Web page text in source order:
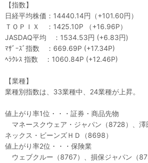
【指数】
日経平均株価：14440.14円（+101.60円）
ＴＯＰＩＸ ：1425.10P （+16.96P）
JASDAQ平均 ：1534.53円 (+6.83円)
ﾏｻﾞｰｽﾞ指数 ：669.69P (+17.34P)
ﾍﾗｸﾚｽ 指数 ：1060.84P (+12.46P)
【業種】
業種別指数は、33業種中、24業種が上昇。
値上がり率1位・・・証券・商品先物
マネースクウェア・ジャパン（8728）、
ネックス・ビーンズＨＤ（8698）
値上がり率2位・・・保険業
ウェブクルー（8767）、損保ジャパン（